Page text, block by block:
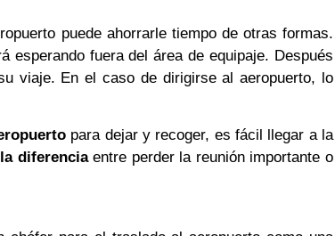
puede ahorrarle tiempo de otras formas.
esperando fuera del área de equipaje. Después
viaje. En el caso de dirigirse al aeropuerto, lo
para dejar y recoger, es fácil llegar a la
diferenciaentre perder la reunión importante o